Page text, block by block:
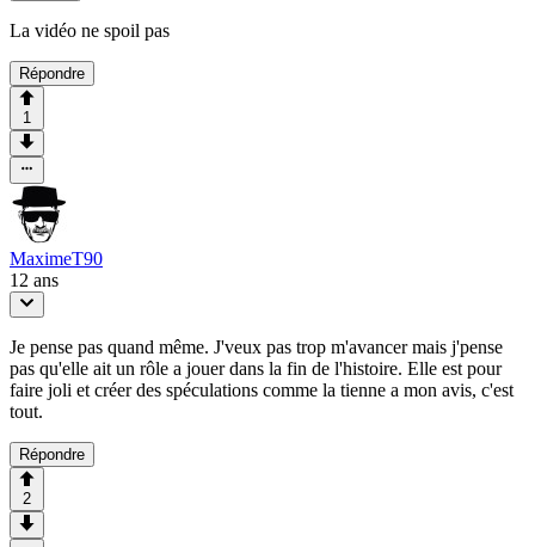
La vidéo ne spoil pas
Répondre
1
MaximeT90
12 ans
Je pense pas quand même. J'veux pas trop m'avancer mais j'pense
pas qu'elle ait un rôle a jouer dans la fin de l'histoire. Elle est pour
faire joli et créer des spéculations comme la tienne a mon avis, c'est
tout.
Répondre
2